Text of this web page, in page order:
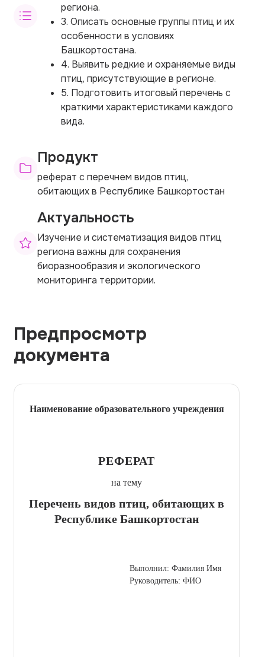
региона.
3. Описать основные группы птиц и их
особенности в условиях
Башкортостана.
4. Выявить редкие и охраняемые виды
птиц, присутствующие в регионе.
5. Подготовить итоговый перечень с
краткими характеристиками каждого
вида.
Продукт
реферат с перечнем видов птиц,
обитающих в Республике Башкортостан
Актуальность
Изучение и систематизация видов птиц
региона важны для сохранения
биоразнообразия и экологического
мониторинга территории.
Предпросмотр
документа
Наименование образовательного учреждения
РЕФЕРАТ
на тему
Перечень видов птиц, обитающих в
Республике Башкортостан
Выполнил: Фамилия Имя
Руководитель: ФИО